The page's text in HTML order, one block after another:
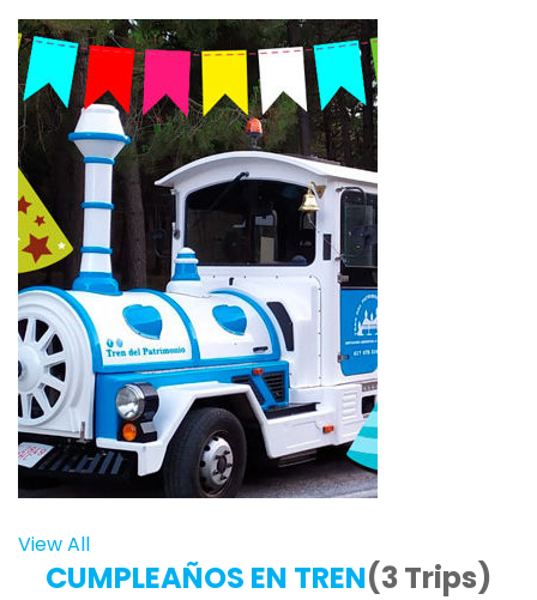
View All
CUMPLEAÑOS EN TREN(3 Trips)